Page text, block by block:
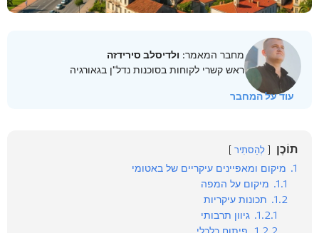
מחבר המאמר: ולדיסלב סירידזה
ראש קשרי לקוחות בסוכנות נדל"ן בגאורגיה
עוד על המחבר
תוֹכֶן לְהַסתִיר
1.
מיקום ומאפיינים עיקריים של באטומי
1.1.
מיקום על המפה
1.2.
תכונות עיקריות
1.2.1. גיוון תרבותי